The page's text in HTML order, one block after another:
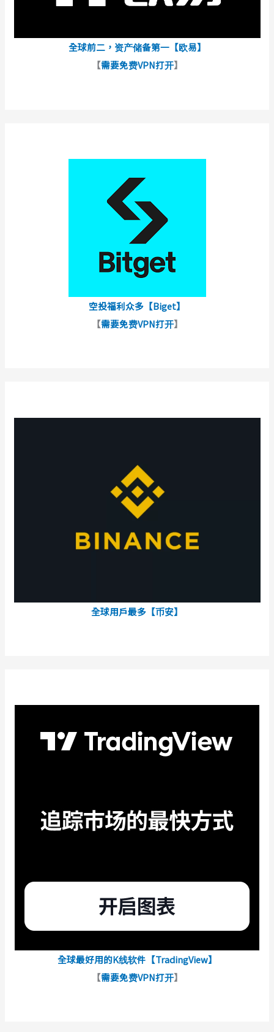
全球前二，资产储备第一【欧易】
【需要免费VPN打开】
空投福利众多【Biget】
【需要免费VPN打开】
全球用戶最多【币安】
全球最好用的K线软件【TradingView】
【需要免费VPN打开】